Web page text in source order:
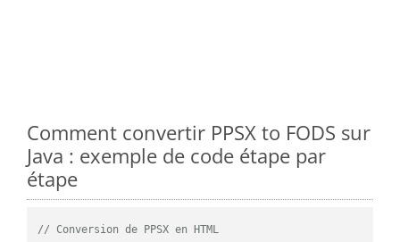
Comment convertir PPSX to FODS sur
Java : exemple de code étape par
étape
// Conversion de PPSX en HTML